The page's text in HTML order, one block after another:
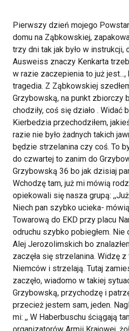
Pierwszy dzień mojego
domu na Ząbkowskiej,
trzy dni tak jak było w instrukcji,
Ausweiss znaczy Kenkarta
w razie zaczepienia to już
tragedia. Z Ząbkowskiej
Grzybowską, na punkt zbiorczy
chodziły, coś się działo . Widać
Kierbedzia przechodziłem,
razie nie było żadnych takich
będzie strzelanina czy coś. To
do czwartej to zanim do
Grzybowską 36 bo jak dzisiaj
Wchodzę tam, już mi mówią
opiekowali się nasza grupą:
Niech pan szybko ucieka-
Towarową do EKD przy placu
odruchu szybko pobiegłem.
Alej Jerozolimskich bo
zaczęła się strzelanina. Widzę
Niemców i strzelają. Tutaj
zaczęło, wiadomo w takiej
Grzybowską, przychodzę i
przecież jestem sam, jeden.
mi: ,, W Haberbuschu ściągają